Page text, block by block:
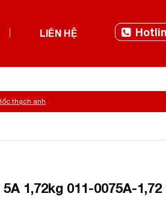
LIÊN HỆ
thạch anh
1,72kg 011-0075A-1,72